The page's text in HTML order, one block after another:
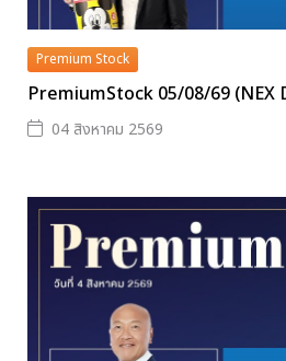
Premium Stock
PremiumStock 05/08/69 (NEX
04 สิงหาคม 2569